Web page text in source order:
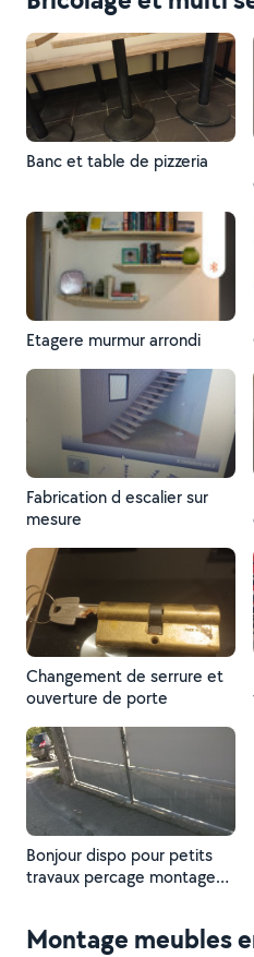
Banc et table de pizzeria
Etagere murmur arrondi
Fabrication d escalier sur
mesure
Changement de serrure et
ouverture de porte
Bonjour dispo pour petits
travaux percage montage
Montage meubles